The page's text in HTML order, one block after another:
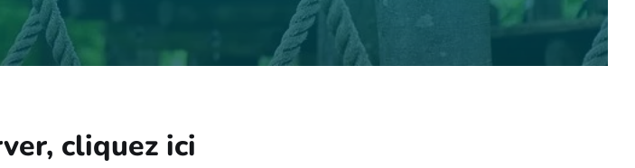
cliquez ici